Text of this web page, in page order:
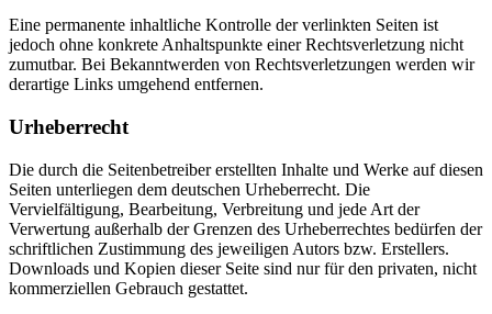
Eine permanente inhaltliche Kontrolle der verlinkten Seiten ist
jedoch ohne konkrete Anhaltspunkte einer Rechtsverletzung nicht
zumutbar. Bei Bekanntwerden von Rechtsverletzungen werden wir
derartige Links umgehend entfernen.
Urheberrecht
Die durch die Seitenbetreiber erstellten Inhalte und Werke auf diesen
Seiten unterliegen dem deutschen Urheberrecht. Die
Vervielfältigung, Bearbeitung, Verbreitung und jede Art der
Verwertung außerhalb der Grenzen des Urheberrechtes bedürfen der
schriftlichen Zustimmung des jeweiligen Autors bzw. Erstellers.
Downloads und Kopien dieser Seite sind nur für den privaten, nicht
kommerziellen Gebrauch gestattet.